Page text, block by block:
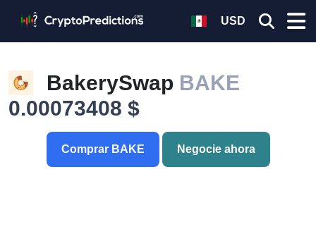
USD
BakerySwap BAKE
0.00073408 $
Comprar BAKE Negocie ahora